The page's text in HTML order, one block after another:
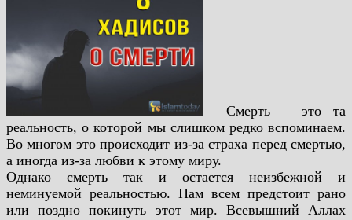
Смерть – это та
реальность, о которой мы слишком редко вспоминаем.
Во многом это происходит из-за страха перед смертью,
а иногда из-за любви к этому миру.
Однако смерть так и остается неизбежной и
неминуемой реальностью. Нам всем предстоит рано
или поздно покинуть этот мир. Всевышний Аллах